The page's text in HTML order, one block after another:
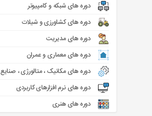
دوره های شبکه و کامپیوتر
دوره های کشاورزی و شیلات
دوره های مدیریت
دوره های معماری و عمران
دوره های مکانیک ، متالورژی ، صنایع
دوره های نرم افزارهای کاربردی
دوره های هنری